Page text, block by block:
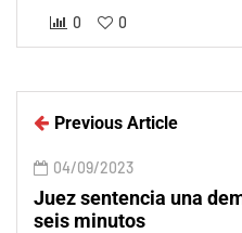
0 0
Previous Article
04/09/2023
Juez sentencia una
seis minutos